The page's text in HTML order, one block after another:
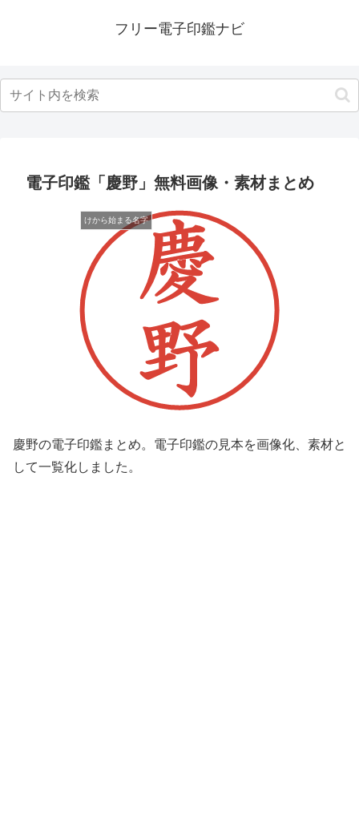
フリー電子印鑑ナビ
電子印鑑「慶野」無料画像・素材まとめ
けから始まる名字
慶野の電子印鑑まとめ。電子印鑑の見本を画像化、素材と
して一覧化しました。